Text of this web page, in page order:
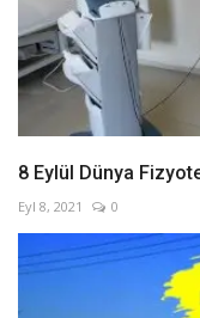
8 Eylül Dünya
Eyl 8, 2021 0